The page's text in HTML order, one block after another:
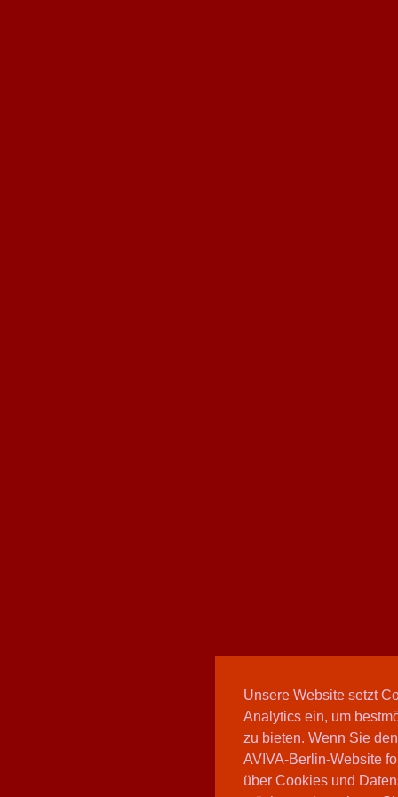
Unsere Website setzt
Analytics ein, um
zu bieten. Wenn Sie
AVIVA-Berlin-Website
über Cookies und